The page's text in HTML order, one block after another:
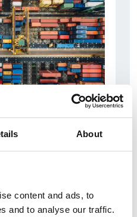
About
content and ads, to
and to analyse our traffic.